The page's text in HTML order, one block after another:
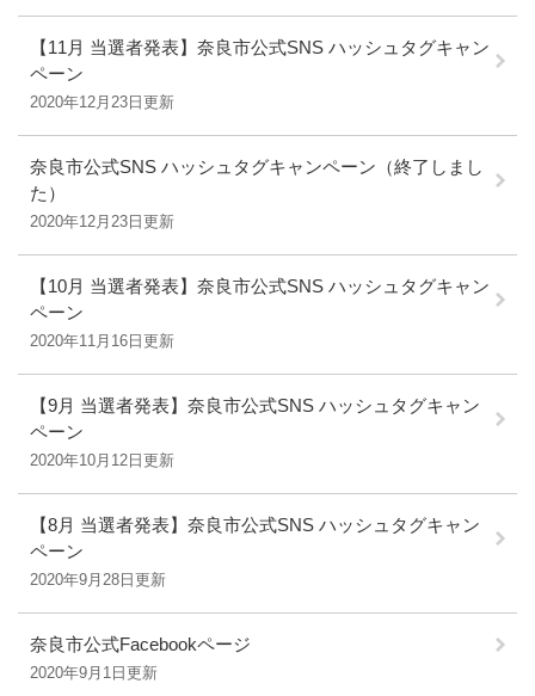
【11月 当選者発表】奈良市公式SNS ハッシュタグキャン
ペーン
2020年12月23日更新
奈良市公式SNS ハッシュタグキャンペーン（終了しまし
た）
2020年12月23日更新
【10月 当選者発表】奈良市公式SNS ハッシュタグキャン
ペーン
2020年11月16日更新
【9月 当選者発表】奈良市公式SNS ハッシュタグキャン
ペーン
2020年10月12日更新
【8月 当選者発表】奈良市公式SNS ハッシュタグキャン
ペーン
2020年9月28日更新
奈良市公式Facebookページ
2020年9月1日更新